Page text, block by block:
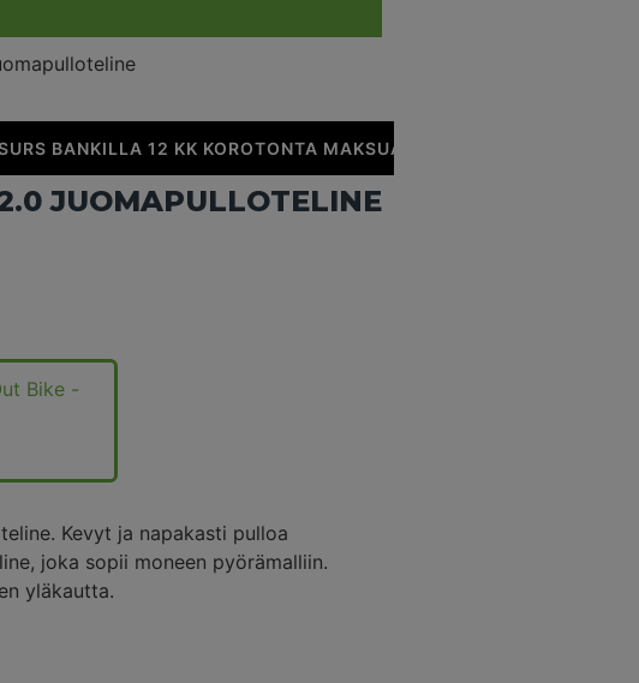
BANKILLA 12 KK KOROTONTA MAKSUAIKAA
JUOMAPULLOTELINE
Bike -
Kevyt ja napakasti pulloa
joka sopii moneen pyörämalliin.
yläkautta.